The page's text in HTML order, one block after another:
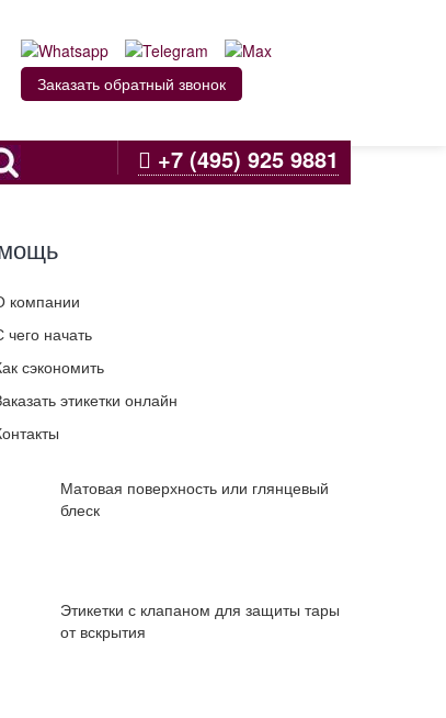
Заказать обратный звонок
+7 (495) 925 9881
компании
чего начать
сэкономить
этикетки онлайн
Матовая поверхность или глянцевый
блеск
Этикетки с клапаном для защиты тары
от вскрытия